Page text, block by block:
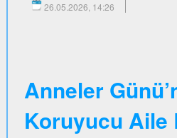
26.05.2026, 14:26
Anneler
Koruyucu Aile